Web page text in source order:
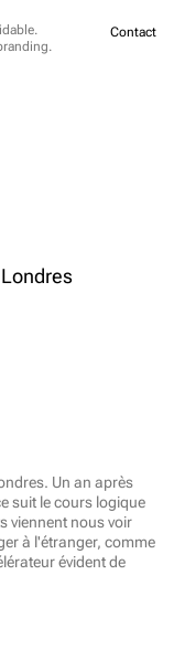
Contact
Un an après
suit le cours logique
viennent nous voir
à l'étranger, comme
évident de